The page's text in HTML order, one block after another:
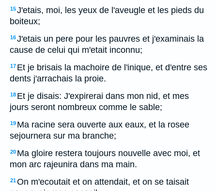
15J'etais, moi, les yeux de l'aveugle et les pieds du
boiteux;
16J'etais un pere pour les pauvres et j'examinais la
cause de celui qui m'etait inconnu;
17 Et je brisais la machoire de l'inique, et d'entre ses
dents j'arrachais la proie.
18 Et je disais: J'expirerai dans mon nid, et mes
jours seront nombreux comme le sable;
19 Ma racine sera ouverte aux eaux, et la rosee
sejournera sur ma branche;
20 Ma gloire restera toujours nouvelle avec moi, et
mon arc rajeunira dans ma main.
21On m'ecoutait et on attendait, et on se taisait